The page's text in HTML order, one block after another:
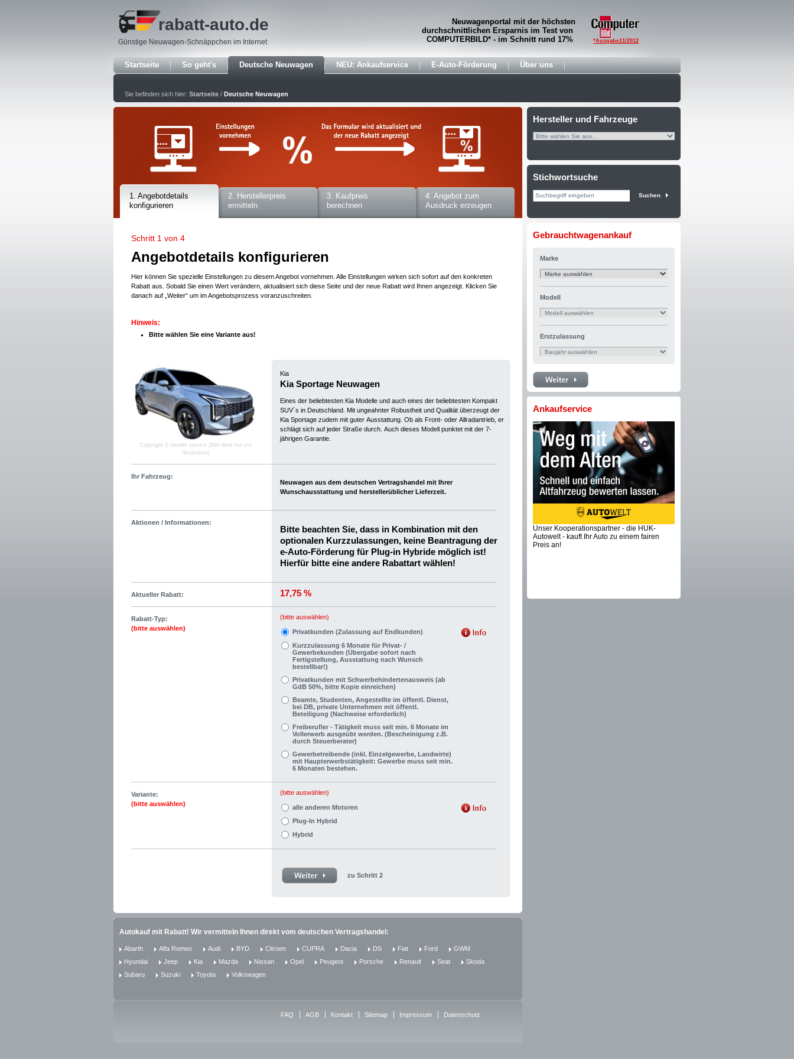
rabatt-auto.de
Günstige Neuwagen-Schnäppchen im Internet
Neuwagenportal mit der höchsten
durchschnittlichen Ersparnis im Test von
COMPUTERBILD* - im Schnitt rund 17%
*Ausgabe11/2012
Startseite So geht's Deutsche Neuwagen NEU: Ankaufservice E-Auto-Förderung Über uns
Sie befinden sich hier: Startseite / Deutsche Neuwagen
1. Angebotdetails
konfigurieren
2. Herstellerpreis
ermitteln
3. Kaufpreis
berechnen
4. Angebot zum
Ausdruck erzeugen
Schritt 1 von 4
Angebotdetails konfigurieren
Hier können Sie spezielle Einstellungen zu diesem Angebot vornehmen. Alle Einstellungen wirken sich sofort auf den konkreten
Rabatt aus. Sobald Sie einen Wert verändern, aktualisiert sich diese Seite und der neue Rabatt wird Ihnen angezeigt. Klicken Sie
danach auf „Weiter“ um im Angebotsprozess voranzuschreiten.
Hinweis:
Bitte wählen Sie eine Variante aus!
Copyright © benefit service (Bild dient nur zur
Illustration)
Kia
Kia Sportage Neuwagen
Eines der beliebtesten Kia Modelle und auch eines der beliebtesten Kompakt
SUV´s in Deutschland. Mit ungeahnter Robustheit und Qualität überzeugt der
Kia Sportage zudem mit guter Ausstattung. Ob als Front- oder Allradantrieb, er
schlägt sich auf jeder Straße durch. Auch dieses Modell punktet mit der 7-
jährigen Garantie.
Ihr Fahrzeug:
Neuwagen aus dem deutschen Vertragshandel mit Ihrer
Wunschausstattung und herstellerüblicher Lieferzeit.
Aktionen / Informationen:
Bitte beachten Sie, dass in Kombination mit den
optionalen Kurzzulassungen, keine Beantragung der
e-Auto-Förderung für Plug-in Hybride möglich ist!
Hierfür bitte eine andere Rabattart wählen!
Aktueller Rabatt: 17,75 %
Rabatt-Typ:
(bitte auswählen)
(bitte auswählen)
Privatkunden (Zulassung auf Endkunden)
Kurzzulassung 6 Monate für Privat- /
Gewerbekunden (Übergabe sofort nach
Fertigstellung, Ausstattung nach Wunsch
bestellbar!)
Privatkunden mit Schwerbehindertenausweis (ab
GdB 50%, bitte Kopie einreichen)
Beamte, Studenten, Angestellte im öffentl. Dienst,
bei DB, private Unternehmen mit öffentl.
Beteiligung (Nachweise erforderlich)
Freiberufler - Tätigkeit muss seit min. 6 Monate im
Vollerwerb ausgeübt werden. (Bescheinigung z.B.
durch Steuerberater)
Gewerbetreibende (inkl. Einzelgewerbe, Landwirte)
mit Haupterwerbstätigkeit: Gewerbe muss seit min.
6 Monaten bestehen.
Variante:
(bitte auswählen)
(bitte auswählen)
alle anderen Motoren
Plug-In Hybrid
Hybrid
zu Schritt 2
Autokauf mit Rabatt! Wir vermitteln Ihnen direkt vom deutschen Vertragshandel:
Abarth Alfa Romeo Audi BYD Citroen CUPRA Dacia DS Fiat Ford
GWM
Hyundai
Jeep Kia Mazda Nissan Opel Peugeot Porsche Renault Seat
Skoda
Subaru
Suzuki Toyota Volkswagen
FAQ AGB Kontakt Sitemap Impressum Datenschutz
Hersteller und Fahrzeuge
Stichwortsuche
Suchen
Gebrauchtwagenankauf
Marke
Modell
Erstzulassung
Ankaufservice
Unser Kooperationspartner - die HUK-
Autowelt - kauft Ihr Auto zu einem fairen
Preis an!